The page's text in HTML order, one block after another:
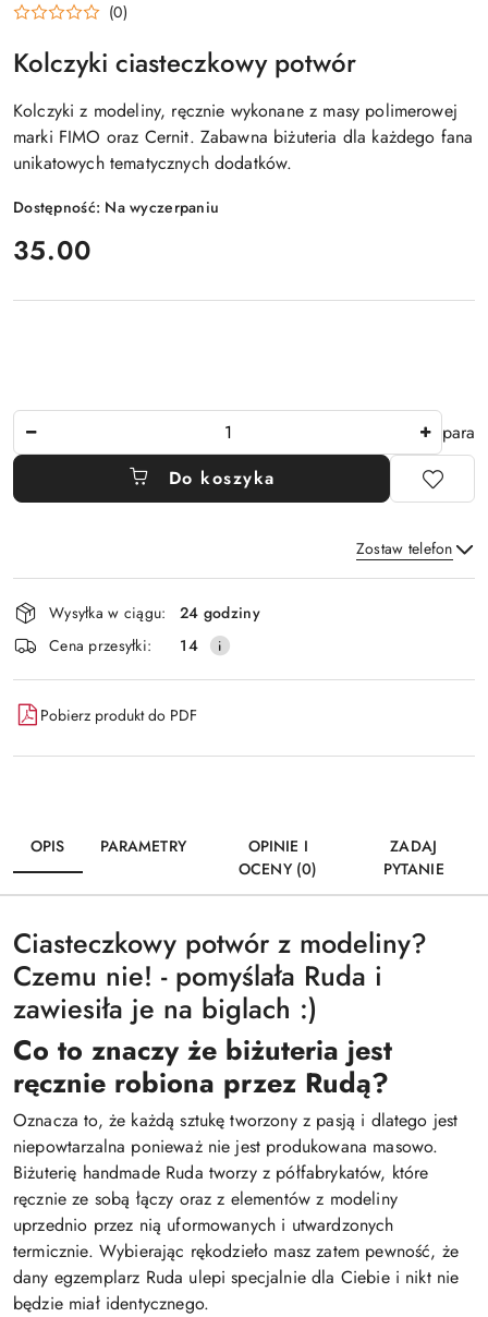
(0)
Kolczyki ciasteczkowy potwór
Kolczyki z modeliny, ręcznie wykonane z masy polimerowej
marki FIMO oraz Cernit. Zabawna biżuteria dla każdego fana
unikatowych tematycznych dodatków.
Dostępność: Na wyczerpaniu
cena:
35.00
para
Do koszyka
Zostaw telefon
Wyślij
Dostępność
i
dostawa
Wysyłka w ciągu:
24 godziny
Cena przesyłki:
14
Pobierz produkt do PDF
OPIS PARAMETRY
OPINIE I
OCENY (0)
ZADAJ
PYTANIE
Ciasteczkowy potwór z modeliny?
Czemu nie! - pomyślała Ruda i
zawiesiła je na biglach :)
Co to znaczy że biżuteria jest
ręcznie robiona przez Rudą?
Oznacza to, że każdą sztukę tworzony z pasją i dlatego jest
niepowtarzalna ponieważ nie jest produkowana masowo.
Biżuterię handmade Ruda tworzy z półfabrykatów, które
ręcznie ze sobą łączy oraz z elementów z modeliny
uprzednio przez nią uformowanych i utwardzonych
termicznie. Wybierając rękodzieło masz zatem pewność, że
dany egzemplarz Ruda ulepi specjalnie dla Ciebie i nikt nie
będzie miał identycznego.